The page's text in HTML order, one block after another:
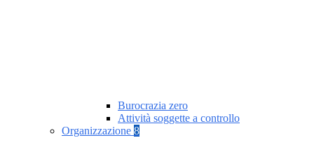
Burocrazia zero
Attività soggette a controllo
Organizzazione 8